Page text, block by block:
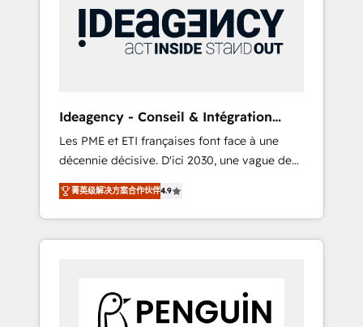
certifications HubSpot cumulées
Association, Randstad, Uber Freight, and
HubSpot itself. We have the largest technical
consulting team of any HubSpot partner and
extensibility. When you work with Aptitude 8,
you get a team – not an individual – with
embedded consulting, strategy,
development, and project management. We
have 100% US-based, FTE team members.
We offer project-based and managed
services engagements that include new
extensibility, custom development, and
ongoing RevOps support.
Ideagency - Conseil & Intégration
HubSpot
Les PME et ETI françaises font face à une
décennie décisive. D'ici 2030, une vague de
consolidation va recomposer le marché.
Seules survivront les entreprises qui auront
réussi leur transformation. Le problème ?
58% des dirigeants savent que l'IA est vitale
leurs données. C'est le paradoxe français :
conscience totale, action nulle. La solution
菁英级解决方案合作伙伴4.9